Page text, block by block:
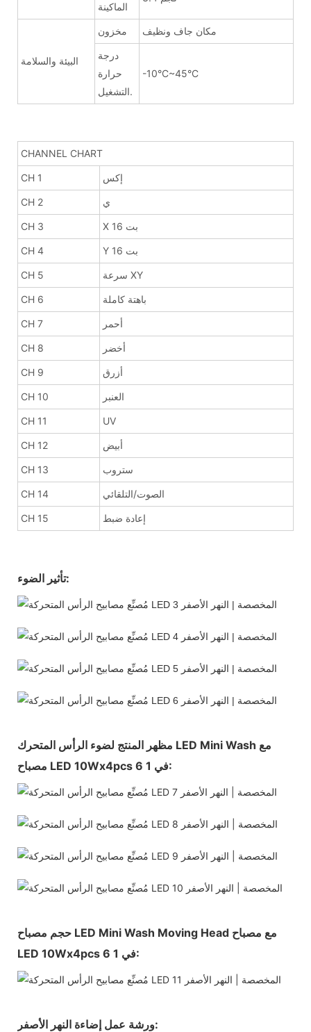
الماكينة
البيئة والسلامة
مخزون مكان جاف ونظيف
درجة
حرارة
التشغيل.
-10°C~45°C
CHANNEL CHART
CH 1 إكس
CH 2 ي
CH 3 X 16 بت
CH 4 Y 16 بت
CH 5 سرعة XY
CH 6 باهتة كاملة
CH 7 أحمر
CH 8 أخضر
CH 9 أزرق
CH 10 العنبر
CH 11 UV
CH 12 أبيض
CH 13 ستروب
CH 14 الصوت/التلقائي
CH 15 إعادة ضبط
تأثير الضوء:
مظهر المنتج لضوء الرأس المتحرك LED Mini Wash مع
مصباح LED 10Wx4pcs 6 في 1:
حجم مصباح LED Mini Wash Moving Head مع مصباح
LED 10Wx4pcs 6 في 1:
ورشة عمل إضاءة النهر الأصفر: